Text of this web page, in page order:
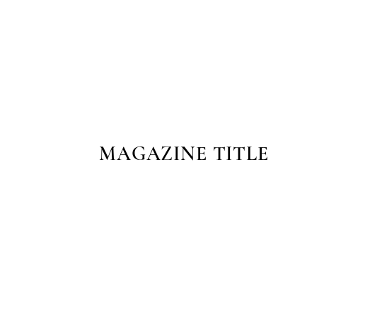
MAGAZINE TITLE